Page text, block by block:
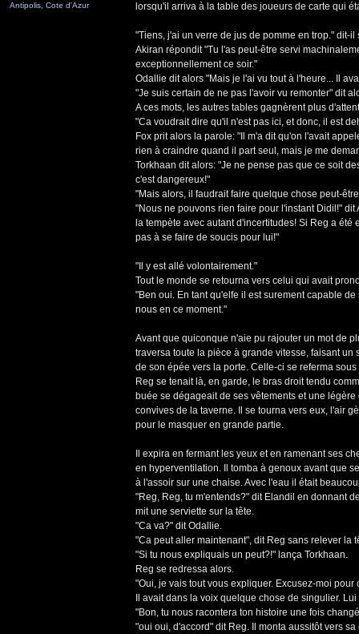
Antipolis, Cote d'Azur
lorsqu'il arriva à la table des joueurs de carte qui
"Tiens, j'ai un verre de jus de pomme en trop." dit-il
Akiran répondit "Tu l'as peut-être servi
exceptionnellement ce soir."
Odallie dit alors "Mais je l'ai vu tout à l'heure... Il
"Je suis certain de ne pas l'avoir vu remonter" dit
A ces mots, les autres tables gagnèrent plus
"Ca voudrait dire qu'il n'est pas ici, et donc, il est
Fox prit alors la parole: "Il m'a dit qu'on l'avait
rien à craindre quand il part seul, mais je me
Torkhaan dit alors: "Je ne pense pas que ce soit
c'est dangereux!"
"Mais alors, il faudrait faire quelque chose peut-
"Nous ne pouvons rien faire pour l'instant Didil!"
la tempète avec autant d'incertitudes! Si Reg a
pas à se faire de soucis pour lui!"
"Il y est allé volontairement."
Tout le monde se retourna vers celui qui avait
"Ben oui. En tant qu'elfe il est surement capable
nous en ce moment."
Avant que quiconque n'aie pu rajouter un mot de
traversa toute la pièce à grande vitesse, faisant
de son épée vers la porte. Celle-ci se referma
Reg se tenait là, en garde, le bras droit tendu
buée se dégageait de ses vêtements et une
convives de la taverne. Il se tourna vers eux, l'air
pour le masquer en grande partie.
Il expira en fermant les yeux et en ramenant ses
en hyperventilation. Il tomba à genoux avant que
à l'assoir sur une chaise. Avec l'eau il était
"Reg, Reg, tu m'entends?" dit Elandil en donnant
mit une serviette sur la tête.
"Ca va?" dit Odallie.
"Ca peut aller maintenant", dit Reg sans relever la
"Si tu nous expliquais un peut?!" lança Torkhaan.
Reg se redressa alors.
"Oui, je vais tout vous expliquer. Excusez-moi pour
Il avait dans la voix quelque chose de singulier.
"Bon, tu nous racontera ton histoire une fois
"oui oui, d'accord" dit Reg. Il monta aussitôt vers sa